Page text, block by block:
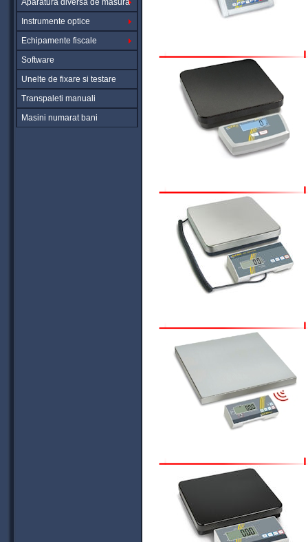
Aparatura diversa de masura
Instrumente optice
Echipamente fiscale
Software
Unelte de fixare si testare
Transpaleti manuali
Masini numarat bani